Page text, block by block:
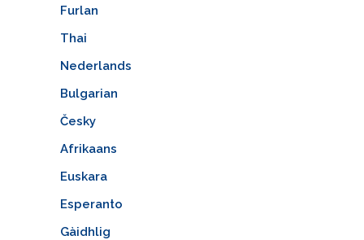
Furlan
Thai
Nederlands
Bulgarian
Česky
Afrikaans
Euskara
Esperanto
Gàidhlig